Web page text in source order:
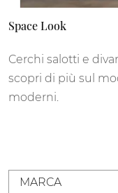
Space Look
Cerchi salotti e
scopri di più sul
moderni.
MARCA